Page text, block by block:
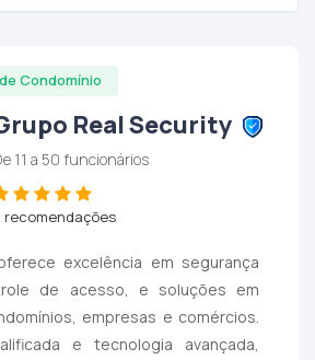
Condomínio
Real Security
11 a 50 funcionários
recomendações
excelência em segurança
de acesso, e soluções em
empresas e comércios.
e tecnologia avançada,